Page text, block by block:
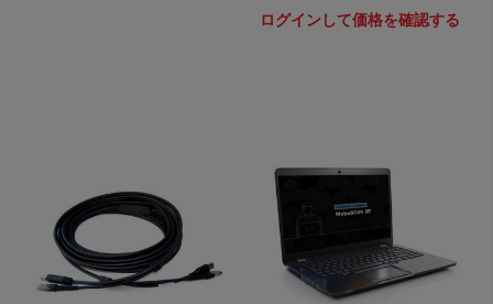
ログインして価格を確認する